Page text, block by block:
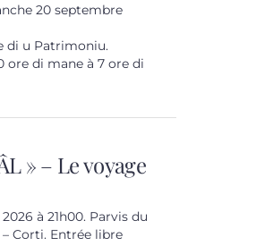
20 septembre
di u Patrimoniu.
ore di mane à 7 ore di
» – Le voyage
à 21h00. Parvis du
– Corti. Entrée libre